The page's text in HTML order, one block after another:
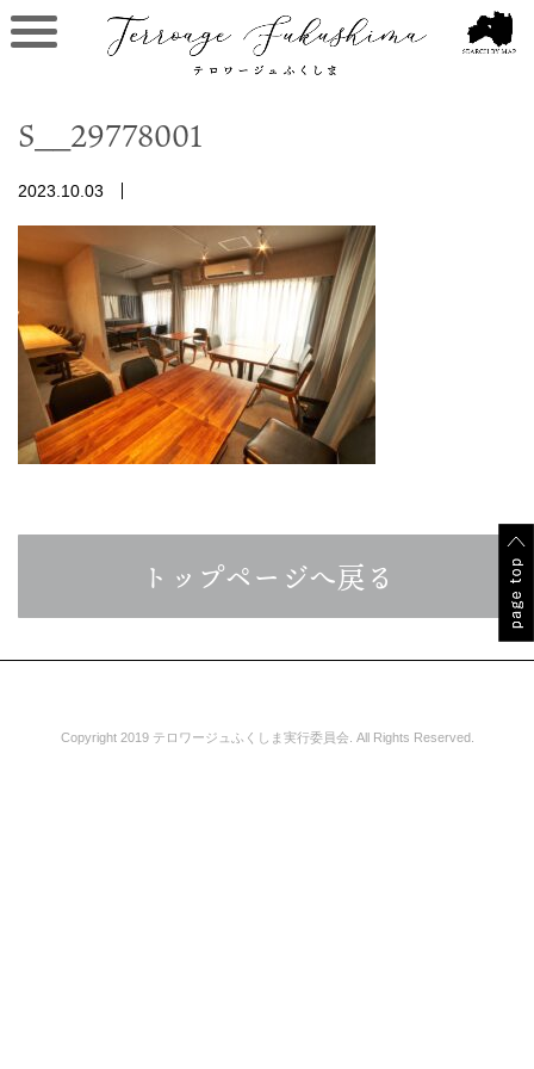
S__29778001
2023.10.03
トップページへ戻る
Copyright 2019 テロワージュふくしま実行委員会. All Rights Reserved.